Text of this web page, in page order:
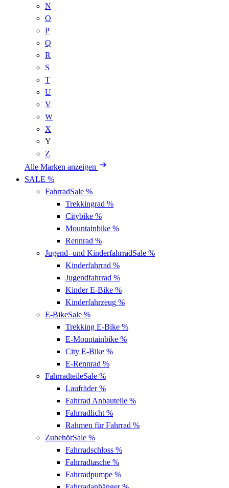
N
O
P
Q
R
S
T
U
V
W
X
Y
Z
Alle Marken anzeigen
SALE %
FahrradSale %
Trekkingrad %
Citybike %
Mountainbike %
Rennrad %
Jugend- und KinderfahrradSale %
Kinderfahrrad %
Jugendfahrrad %
Kinder E-Bike %
Kinderfahrzeug %
E-BikeSale %
Trekking E-Bike %
E-Mountainbike %
City E-Bike %
E-Rennrad %
FahrradteileSale %
Laufräder%
Fahrrad Anbauteile %
Fahrradlicht %
Rahmen für Fahrrad %
ZubehörSale %
Fahrradschloss %
Fahrradtasche %
Fahrradpumpe %